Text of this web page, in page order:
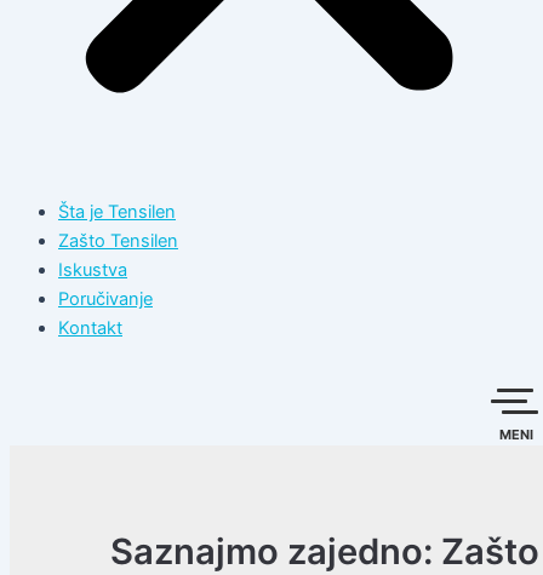
Šta je Tensilen
Zašto Tensilen
Iskustva
Poručivanje
Kontakt
MENI
Saznajmo zajedno: Zašto